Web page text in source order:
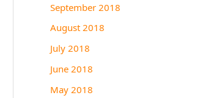
September 2018
August 2018
July 2018
June 2018
May 2018